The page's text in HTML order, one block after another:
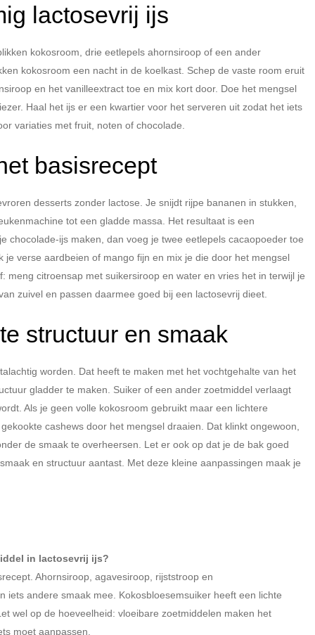
lactosevrij ijs
kokosroom, drie eetlepels ahornsiroop of een ander
kokosroom een nacht in de koelkast. Schep de vaste room eruit
en het vanilleextract toe en mix kort door. Doe het mengsel
Haal het ijs er een kwartier voor het serveren uit zodat het iets
variaties met fruit, noten of chocolade.
basisrecept
desserts zonder lactose. Je snijdt rijpe bananen in stukken,
tot een gladde massa. Het resultaat is een
chocolade-ijs maken, dan voeg je twee eetlepels cacaopoeder toe
verse aardbeien of mango fijn en mix je die door het mengsel
citroensap met suikersiroop en water en vries het in terwijl je
zuivel en passen daarmee goed bij een lactosevrij dieet.
structuur en smaak
worden. Dat heeft te maken met het vochtgehalte van het
gladder te maken. Suiker of een ander zoetmiddel verlaagt
Als je geen volle kokosroom gebruikt maar een lichtere
cashews door het mengsel draaien. Dat klinkt ongewoon,
de smaak te overheersen. Let er ook op dat je de bak goed
en structuur aantast. Met deze kleine aanpassingen maak je
in lactosevrij ijs?
Ahornsiroop, agavesiroop, rijststroop en
andere smaak mee. Kokosbloesemsuiker heeft een lichte
wel op de hoeveelheid: vloeibare zoetmiddelen maken het
moet aanpassen.